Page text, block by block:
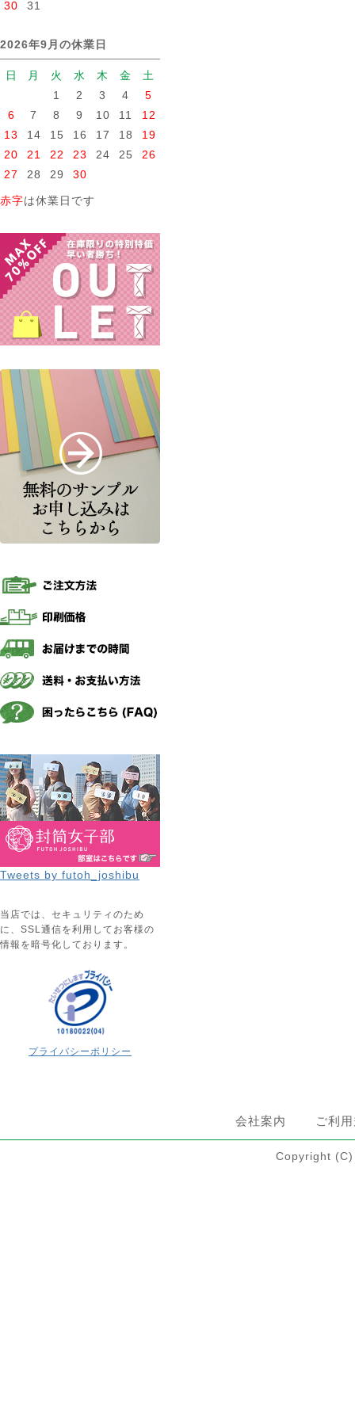
30 31
2026年9月の休業日
日 月 火 水 木 金
土
1
2 3 4
5
6
7 8 9 10 11
12
13
14 15 16 17 18
19
20
21 22 23 24 25
26
27
28 29 30
赤字は休業日です
Tweets by futoh_joshibu
当店では、セキュリティのため
に、SSL通信を利用してお客様の
情報を暗号化しております。
プライバシーポリシー
会社案内 ご利
Copyright